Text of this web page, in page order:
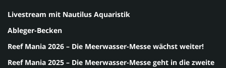
Livestream mit Nautilus Aquaristik
Ableger-Becken
Reef Mania 2026 – Die Meerwasser-Messe wächst weiter!
Reef Mania 2025 – Die Meerwasser-Messe geht in die zweite